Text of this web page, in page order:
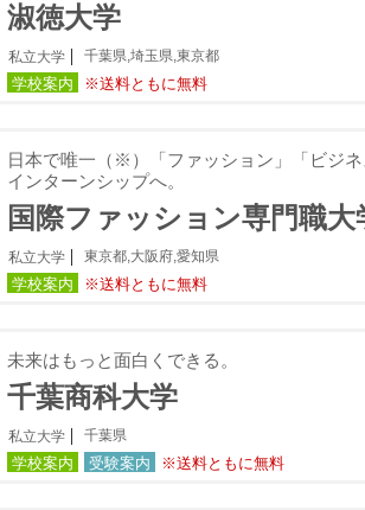
淑徳大学
私立大学 千葉県,埼玉県,東京都
学校案内 ※送料ともに無料
日本で唯一（※）「ファッション」「ビジ
インターンシップへ。
国際ファッション専門職大
私立大学 東京都,大阪府,愛知県
学校案内 ※送料ともに無料
未来はもっと面白くできる。
千葉商科大学
私立大学 千葉県
学校案内 受験案内 ※送料ともに無料